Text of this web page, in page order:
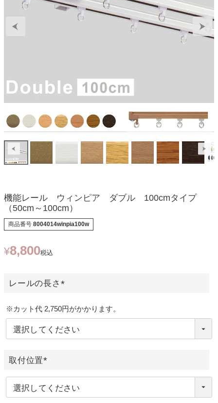
Next
機能レール ウィンピア ダブル 100cmタイプ
（50cm～100cm）
商品番号 8004014winpia100w
¥8,800税込
レールの長さ
必
須
※カット代 2,750円がかかります。
取付位置
須